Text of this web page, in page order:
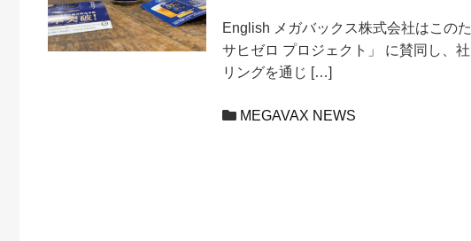
English メガバックス株式会社はこの
サヒゼロ プロジェクト」 に賛同し、
リングを通じ […]
MEGAVAX NEWS